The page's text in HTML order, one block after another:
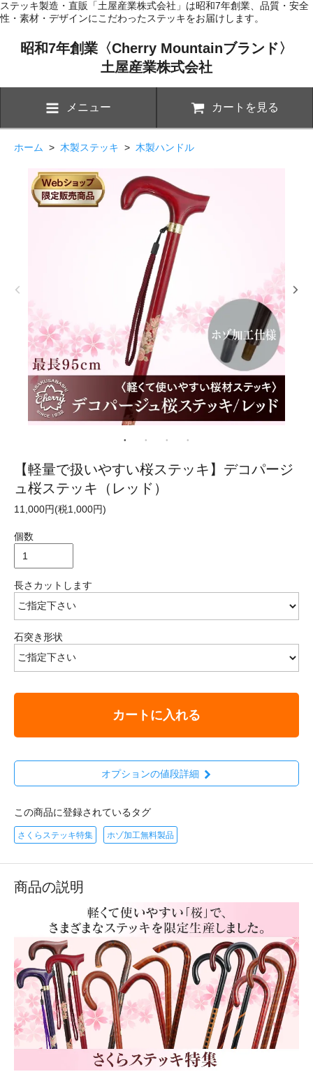
ステッキ製造・直販「土屋産業株式会社」は昭和7年創業、品質・安全
性・素材・デザインにこだわったステッキをお届けします。
昭和7年創業〈Cherry Mountainブランド〉
土屋産業株式会社
メニュー カートを見る
ホーム > 木製ステッキ > 木製ハンドル
【軽量で扱いやすい桜ステッキ】デコパージ
ュ桜ステッキ（レッド）
11,000円(税1,000円)
個数
長さカットします
石突き形状
カートに入れる
オプションの値段詳細
この商品に登録されているタグ
さくらステッキ特集 ホゾ加工無料製品
商品の説明